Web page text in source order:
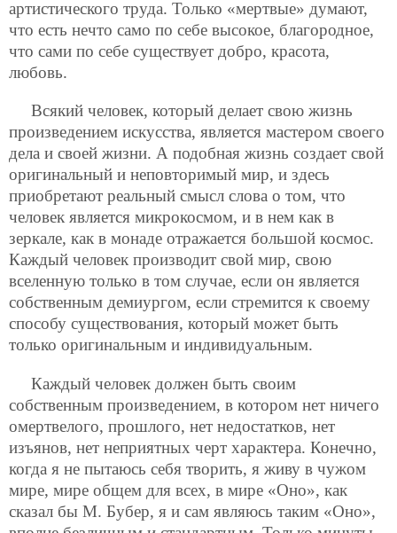
артистического труда. Только «мертвые» думают,
что есть нечто само по себе высокое, благородное,
что сами по себе существует добро, красота,
любовь.
Всякий человек, который делает свою жизнь
произведением искусства, является мастером своего
дела и своей жизни. А подобная жизнь создает свой
оригинальный и неповторимый мир, и здесь
приобретают реальный смысл слова о том, что
человек является микрокосмом, и в нем как в
зеркале, как в монаде отражается большой космос.
Каждый человек производит свой мир, свою
вселенную только в том случае, если он является
собственным демиургом, если стремится к своему
способу существования, который может быть
только оригинальным и индивидуальным.
Каждый человек должен быть своим
собственным произведением, в котором нет ничего
омертвелого, прошлого, нет недостатков, нет
изъянов, нет неприятных черт характера. Конечно,
когда я не пытаюсь себя творить, я живу в чужом
мире, мире общем для всех, в мире «Оно», как
сказал бы М. Бубер, я и сам являюсь таким «Оно»,